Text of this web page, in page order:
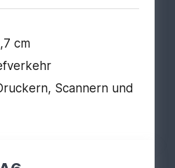
cm
Scannern und